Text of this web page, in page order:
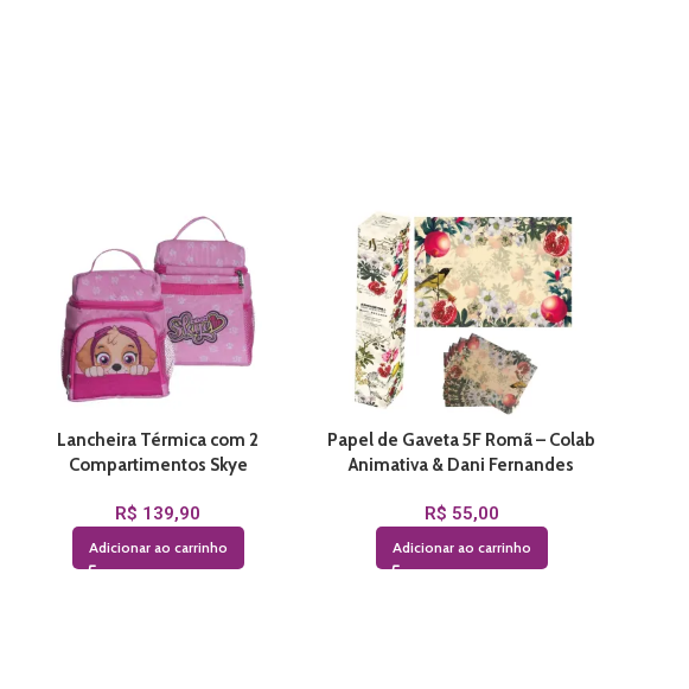
Lancheira Térmica com 2
Compartimentos Skye
R$ 139,90
Adicionar ao carrinho
Papel de Gaveta 5F Romã – Colab
Animativa & Dani Fernandes
R$ 55,00
Adicionar ao carrinho